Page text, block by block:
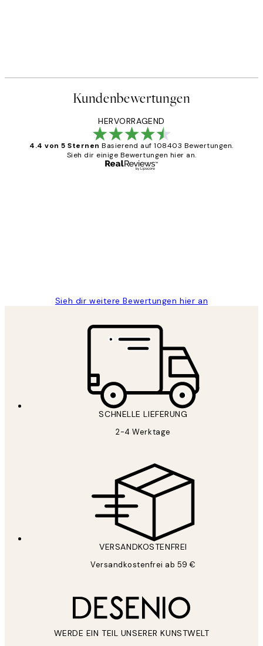
Kundenbewertungen
HERVORRAGEND
4.4 von 5 Sternen Basierend auf 108403 Bewertungen.
Sieh dir einige Bewertungen hier an.
Sieh dir weitere Bewertungen hier an
SCHNELLE LIEFERUNG
2-4 Werktage
VERSANDKOSTENFREI
Versandkostenfrei ab 59 €
WERDE EIN TEIL UNSERER KUNSTWELT